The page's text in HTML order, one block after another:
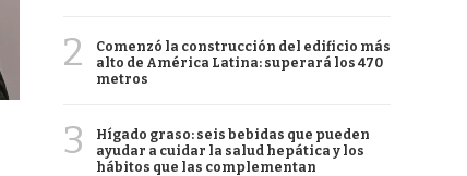
2
Comenzó la construcción del edificio más
alto de América Latina: superará los 470
metros
3
Hígado graso: seis bebidas que pueden
ayudar a cuidar la salud hepática y los
hábitos que las complementan